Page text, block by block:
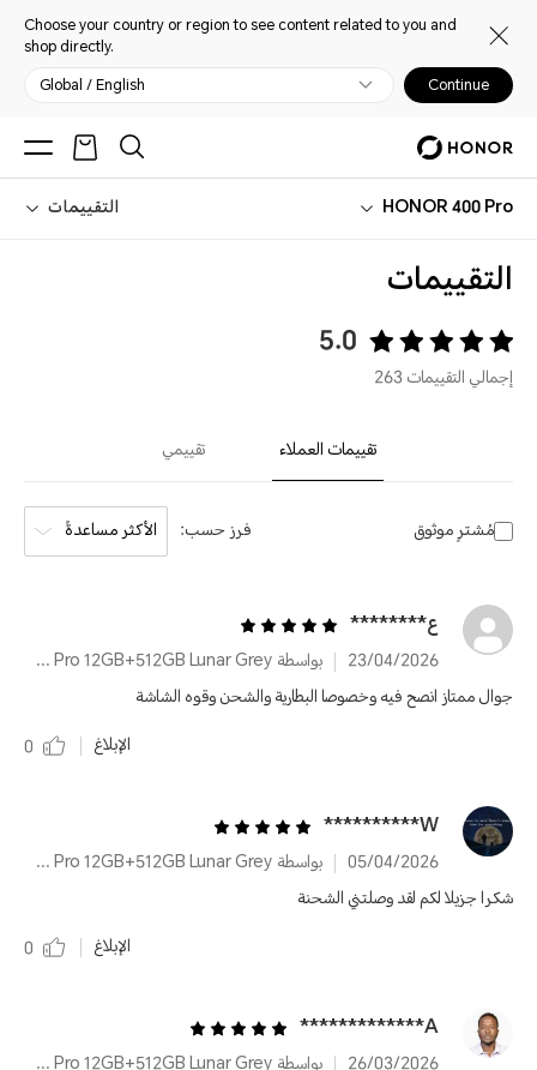
Choose your country or region to see content related to you and
shop directly.
Global / English Continue
HONOR 400 Pro التقييمات
التقييمات
5.0
إجمالي التقييمات 263
تقييمات العملاء تقييمي
مُشترٍ موثوق فرز حسب: الأكثر مساعدةً
ع********
23/04/2026
بواسطة HONOR 400 Pro 12GB+512GB Lunar Grey
جوال ممتاز انصح فيه وخصوصا البطارية والشحن وقوه الشاشة
الإبلاغ
0
W**********
05/04/2026
بواسطة HONOR 400 Pro 12GB+512GB Lunar Grey
شكرا جزيلا لكم لقد وصلتني الشحنة
الإبلاغ
0
A*************